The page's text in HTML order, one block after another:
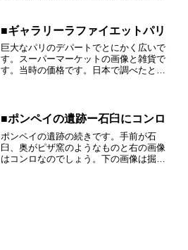
した。王妃の寝室は人気があり、左側は
ガラスで仕切られていました...
■ギャラリーラファイエットパリ
巨大なパリのデパートでとにかく広いで
す。スーパーマーケットの画像と雑貨で
す。当時の価格です。日本で調べたとこ
な...
■ポンペイの遺跡ー石臼にコンロ
ポンペイの遺跡の続きです。手前が石
臼、奥がピザ窯のようなものと右の画像
はコンロなのでしょう。下の画像は掘り